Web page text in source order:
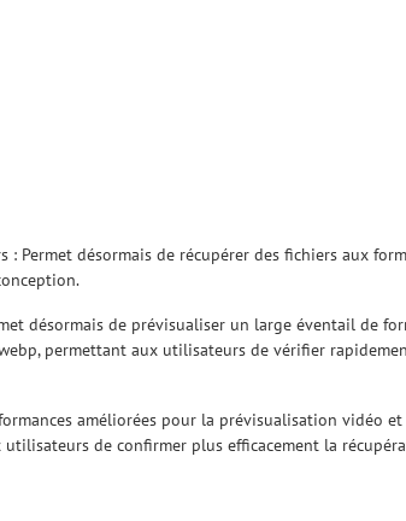
Permet désormais de récupérer des fichiers aux
désormais de prévisualiser un large éventail de
.webp, permettant aux utilisateurs de vérifier
améliorées pour la prévisualisation vidéo
de confirmer plus efficacement la